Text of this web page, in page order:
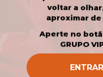
voltar a
aproximar de
Aperte no
GRUPO